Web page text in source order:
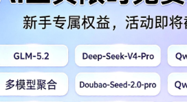
转发到动态 举报